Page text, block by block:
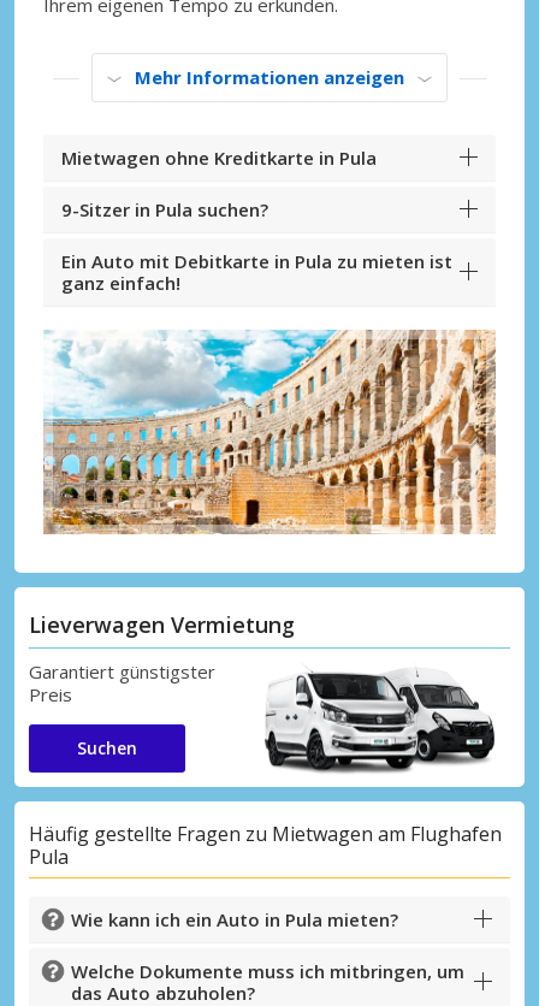
Ihrem eigenen Tempo zu erkunden.
Mehr Informationen anzeigen
Mietwagen ohne Kreditkarte in Pula
9-Sitzer in Pula suchen?
Ein Auto mit Debitkarte in Pula zu mieten ist
ganz einfach!
Lieverwagen Vermietung
Garantiert günstigster
Preis
Suchen
Häufig gestellte Fragen zu Mietwagen am Flughafen
Pula
Wie kann ich ein Auto in Pula mieten?
Welche Dokumente muss ich mitbringen, um
das Auto abzuholen?